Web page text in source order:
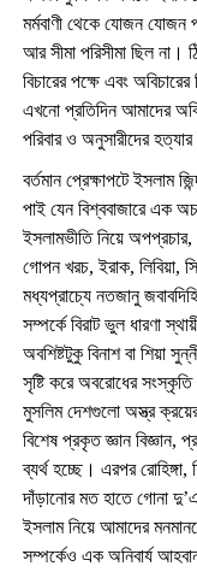
মর্মবাণী থেকে যোজন যোজন
আর সীমা পরিসীমা ছিল না।
বিচারের পক্ষে এবং
এখনো প্রতিদিন আমাদের
পরিবার ও অনুসারীদের
বর্তমান প্রেক্ষাপটে ইসলাম
পাই যেন বিশ্ববাজারে এক
ইসলামভীতি নিয়ে অপপ্রচার,
গোপন খরচ, ইরাক, লিবিয়া,
মধ্যপ্রাচ্যে নতজানু
সম্পর্কে বিরাট ভুল ধারণা
অবশিষ্টটুকু বিনাশ বা শিয়া
সৃষ্টি করে অবরোধের
মুসলিম দেশগুলো অস্ত্র
বিশেষ প্রকৃত জ্ঞান বিজ্ঞান,
ব্যর্থ হচ্ছে। এরপর
দাঁড়ানোর মত হাতে গোনা
ইসলাম নিয়ে আমাদের
সম্পর্কেও এক অনিবার্য